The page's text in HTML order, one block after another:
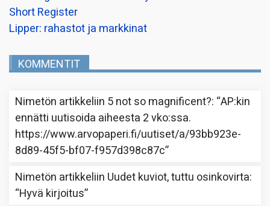
Short Register
Lipper: rahastot ja markkinat
KOMMENTIT
Nimetön artikkeliin 5 not so magnificent?: “AP:kin
ennätti uutisoida aiheesta 2 vko:ssa.
https://www.arvopaperi.fi/uutiset/a/93bb923e-
8d89-45f5-bf07-f957d398c87c”
Nimetön artikkeliin Uudet kuviot, tuttu osinkovirta:
“Hyvä kirjoitus”